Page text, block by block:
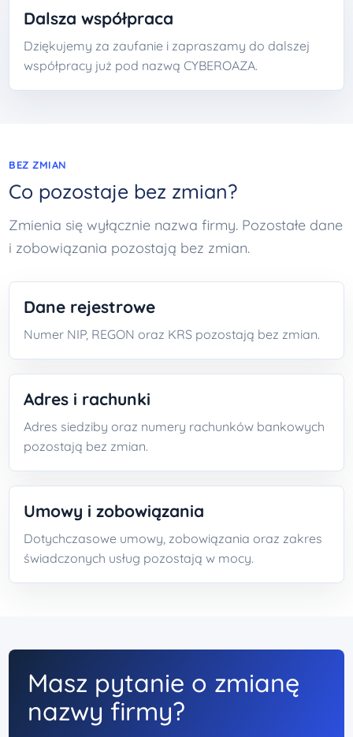
Dalsza współpraca
Dziękujemy za zaufanie i zapraszamy do dalszej
współpracy już pod nazwą CYBEROAZA.
BEZ ZMIAN
Co pozostaje bez zmian?
Zmienia się wyłącznie nazwa firmy. Pozostałe dane
i zobowiązania pozostają bez zmian.
Dane rejestrowe
Numer NIP, REGON oraz KRS pozostają bez zmian.
Adres i rachunki
Adres siedziby oraz numery rachunków bankowych
pozostają bez zmian.
Umowy i zobowiązania
Dotychczasowe umowy, zobowiązania oraz zakres
świadczonych usług pozostają w mocy.
Masz pytanie o zmianę
nazwy firmy?